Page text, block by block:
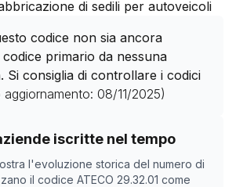
di sedili per autoveicoli
codice non sia ancora
primario da nessuna
Si consiglia di controllare i codici
aggiornamento: 08/11/2025)
iscritte nel tempo
l'evoluzione storica del numero di
il codice ATECO 29.32.01 come
aziende con codice ATECO
rilevazione
63